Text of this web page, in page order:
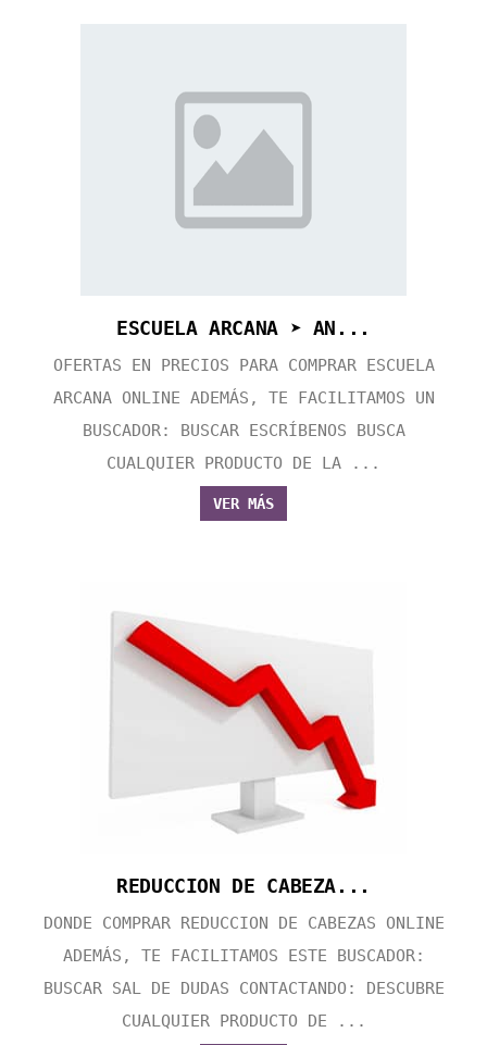
ESCUELA ARCANA ➤ AN...
OFERTAS EN PRECIOS PARA COMPRAR ESCUELA
ARCANA ONLINE ADEMÁS, TE FACILITAMOS UN
BUSCADOR: BUSCAR ESCRÍBENOS BUSCA
CUALQUIER PRODUCTO DE LA ...
VER MÁS
REDUCCION DE CABEZA...
DONDE COMPRAR REDUCCION DE CABEZAS ONLINE
ADEMÁS, TE FACILITAMOS ESTE BUSCADOR:
BUSCAR SAL DE DUDAS CONTACTANDO: DESCUBRE
CUALQUIER PRODUCTO DE ...